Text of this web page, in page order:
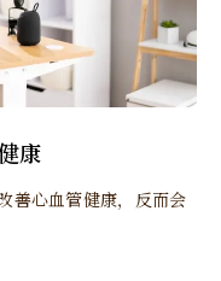
康
善心血管健康，反而会